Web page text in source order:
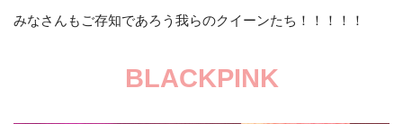
みなさんもご存知であろう我らのクイーンたち！！！！！
BLACKPINK